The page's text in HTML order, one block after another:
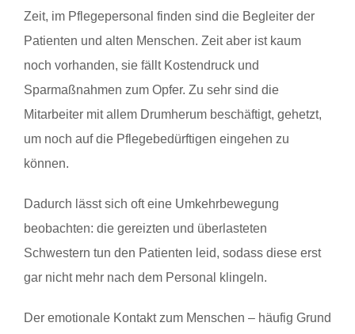
Zeit, im Pflegepersonal finden sind die Begleiter der
Patienten und alten Menschen. Zeit aber ist kaum
noch vorhanden, sie fällt Kostendruck und
Sparmaßnahmen zum Opfer. Zu sehr sind die
Mitarbeiter mit allem Drumherum beschäftigt, gehetzt,
um noch auf die Pflegebedürftigen eingehen zu
können.
Dadurch lässt sich oft eine Umkehrbewegung
beobachten: die gereizten und überlasteten
Schwestern tun den Patienten leid, sodass diese erst
gar nicht mehr nach dem Personal klingeln.
Der emotionale Kontakt zum Menschen – häufig Grund